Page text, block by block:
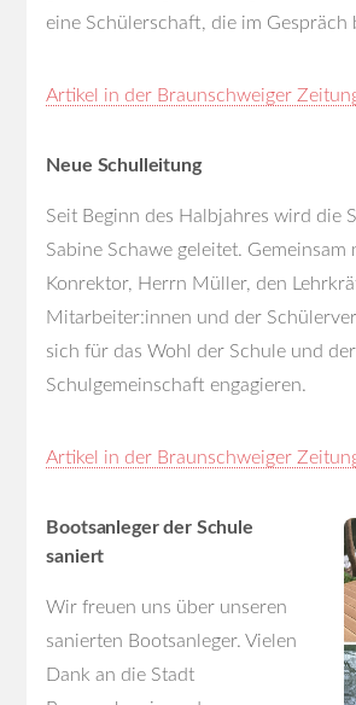
eine Schülerschaft, die im Gespräch
Artikel in der Braunschweiger
Neue Schulleitung
Seit Beginn des Halbjahres wird die
Sabine Schawe geleitet. Gemeinsam
Konrektor, Herrn Müller, den
Mitarbeiter:innen und der
sich für das Wohl der Schule und der
Schulgemeinschaft engagieren.
Artikel in der Braunschweiger
Bootsanleger der Schule
saniert
Wir freuen uns über unseren
sanierten Bootsanleger. Vielen
Dank an die Stadt